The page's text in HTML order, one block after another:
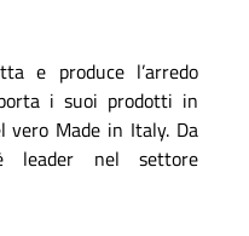
e produce l’arredo
i suoi prodotti in
vero Made in Italy. Da
nel settore